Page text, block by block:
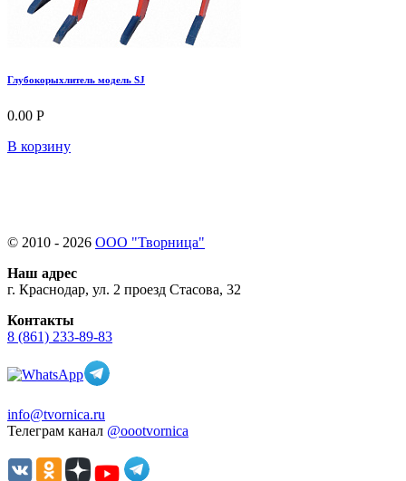
Глубокорыхлитель модель SJ
0.00 Р
В корзину
© 2010 - 2026 ООО "Творница"
Наш адрес
г. Краснодар, ул. 2 проезд Стасова, 32
Контакты
8 (861) 233-89-83
info@tvornica.ru
Телеграм канал @oootvornica